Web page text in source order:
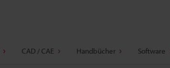
CAD / CAE Handbücher Software